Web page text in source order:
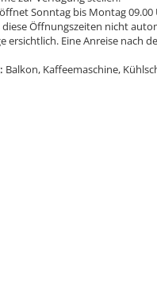
Sonntag bis Montag 09.00
diese Öffnungszeiten nicht
Eine Anreise nach
Balkon, Kaffeemaschine,